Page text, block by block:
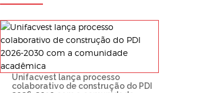
Unifacvest lança processo
colaborativo de construção do PDI